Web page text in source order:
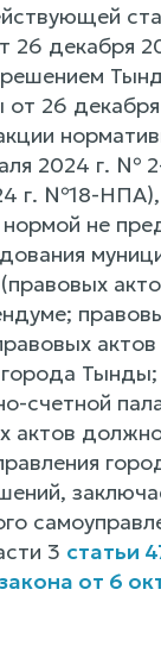
26 декабря
26
2024 г. №
г. №18-НПА),
нормой не
актов
счетной
актов
3 статьи
от 6